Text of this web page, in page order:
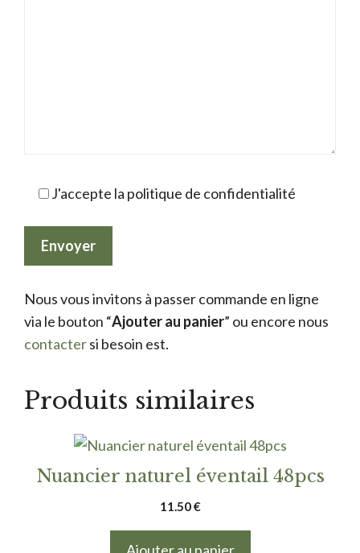
J'accepte la politique de confidentialité
Nous vous invitons à passer commande en ligne
via le bouton “Ajouter au panier” ou encore nous
contactersi besoin est.
Produits similaires
Nuancier naturel éventail 48pcs
11.50€